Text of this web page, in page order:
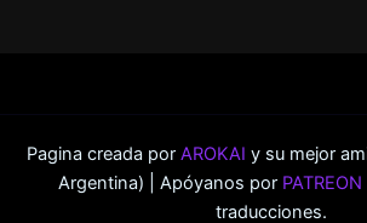
Pagina creada por AROKAI y su mejor
Argentina) | Apóyanos por PATREON
traducciones.